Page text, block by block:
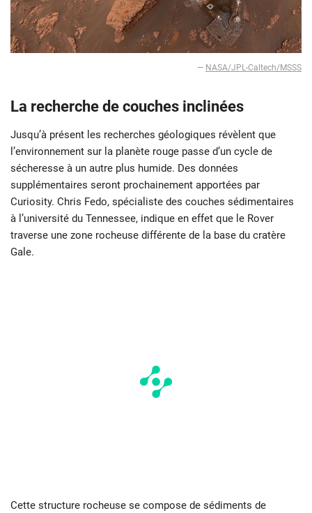
— NASA/JPL-Caltech/MSSS
La recherche de couches inclinées
Jusqu’à présent les recherches géologiques révèlent que
l’environnement sur la planète rouge passe d’un cycle de
sécheresse à un autre plus humide. Des données
supplémentaires seront prochainement apportées par
Curiosity. Chris Fedo, spécialiste des couches sédimentaires
à l’université du Tennessee, indique en effet que le Rover
traverse une zone rocheuse différente de la base du cratère
Gale.
Cette structure rocheuse se compose de sédiments de